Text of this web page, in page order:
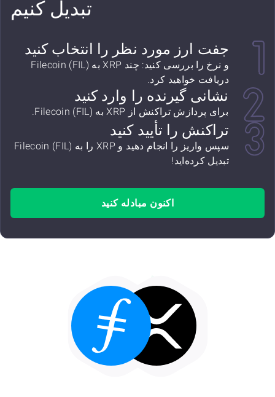
تبدیل کنیم
جفت ارز مورد نظر را انتخاب کنید
و نرخ را بررسی کنید: چند XRP به Filecoin (FIL)
دریافت خواهید کرد.
نشانی گیرنده را وارد کنید
برای پردازش تراکنش از XRP به Filecoin (FIL).
تراکنش را تأیید کنید
سپس واریز را انجام دهید و XRP را به Filecoin (FIL)
تبدیل کرده‌اید!
اکنون مبادله کنید